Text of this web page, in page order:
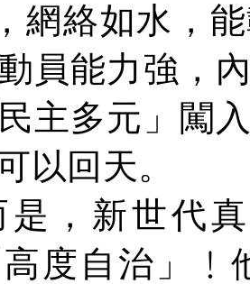
網絡如水，
員能力強，
主多元」闖
以回天。
是，新世代
度自治」﹗